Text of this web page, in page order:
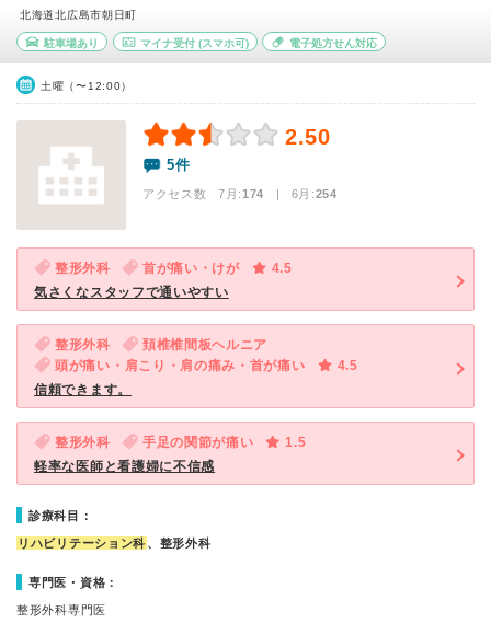
北海道北広島市朝日町
駐車場あり マイナ受付(スマホ可) 電子処方せん対応
土曜（〜12:00）
2.50
5件
アクセス数 7月:174 | 6月:254
整形外科 首が痛い・けが
4.5
気さくなスタッフで通いやすい
整形外科
頚椎椎間板ヘルニア
頭が痛い・肩こり・肩の痛み・首が痛い
4.5
信頼できます。
整形外科 手足の関節が痛い
1.5
軽率な医師と看護婦に不信感
診療科目：
リハビリテーション科 、整形外科
専門医・資格：
整形外科専門医